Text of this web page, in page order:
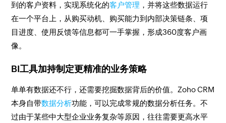
到的客户资料，实现系统化的客户管理 ，并将这些数据运行
在一个平台上，从购买动机、购买能力到内部决策链条、项
目进度、使用反馈等信息都可一手掌握，形成360度客户画
像。
BI工具加持制定更精准的业务策略
单单有数据还不行，还需要挖掘数据背后的价值。Zoho CRM
本身自带数据分析功能，可以完成常规的数据分析任务。不
过由于某些中大型企业业务复杂等原因，往往需要更高水平